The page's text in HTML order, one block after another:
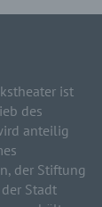
ist
des
anteilig
der Stiftung
Stadt